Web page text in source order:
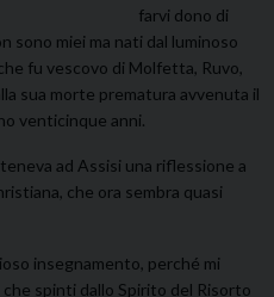
farvi dono di
sono miei ma nati dal luminoso
fu vescovo di Molfetta, Ruvo,
sua morte prematura avvenuta il
venticinque anni.
ad Assisi una riflessione a
che ora sembra quasi
insegnamento, perché mi
spinti dallo Spirito del Risorto